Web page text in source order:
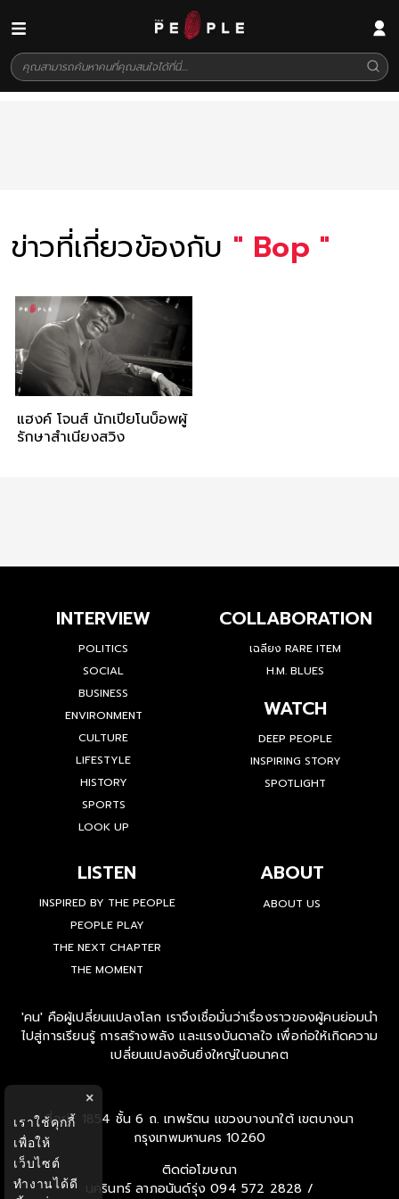
ข่าวที่เกี่ยวข้องกับ " Bop "
แฮงค์ โจนส์ นักเปียโนบ็อพผู้
รักษาสำเนียงสวิง
INTERVIEW
POLITICS
SOCIAL
BUSINESS
ENVIRONMENT
CULTURE
LIFESTYLE
HISTORY
SPORTS
LOOK UP
COLLABORATION
เฉลียง RARE ITEM
H.M. BLUES
WATCH
DEEP PEOPLE
INSPIRING STORY
SPOTLIGHT
LISTEN
INSPIRED BY THE PEOPLE
PEOPLE PLAY
THE NEXT CHAPTER
THE MOMENT
ABOUT
ABOUT US
'คน' คือผู้เปลี่ยนแปลงโลก เราจึงเชื่อมั่นว่าเรื่องราวของผู้คนย่อมนำ
ไปสู่การเรียนรู้ การสร้างพลัง และแรงบันดาลใจ เพื่อก่อให้เกิดความ
เปลี่ยนแปลงอันยิ่งใหญ่ในอนาคต
ที่อยู่ : 1854 ชั้น 6 ถ. เทพรัตน แขวงบางนาใต้ เขตบางนา
กรุงเทพมหานคร 10260
ติดต่อโฆษณา
นครินทร์ ลาภอนันด์รุ่ง 094 572 2828 /
×
เราใช้คุกกี้
เพื่อให้
เว็บไซต์
ทำงานได้ดี